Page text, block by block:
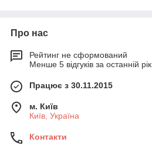
Про нас
Рейтинг не сформований
Менше 5 відгуків за останній рік
Працює з 30.11.2015
м. Київ
Київ, Україна
Контакти